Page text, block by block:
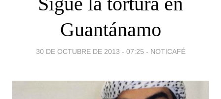
Guantánamo
30 DE OCTUBRE DE 2013 - 07:25 - NOTICAFÉ